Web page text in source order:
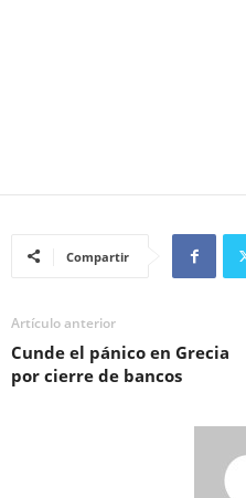
Compartir
Artículo anterior
Cunde el pánico en Grecia
por cierre de bancos